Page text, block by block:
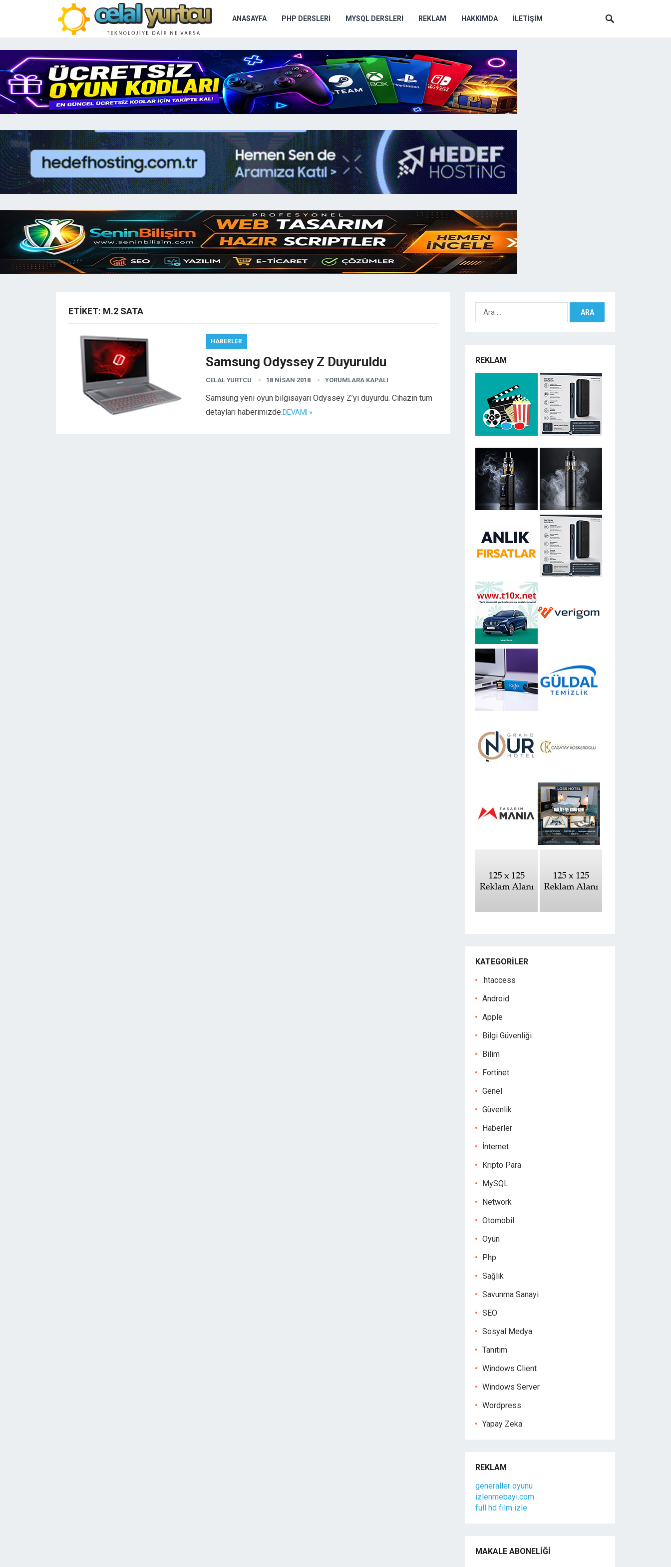
ANASAYFA PHP DERSLERI MYSQL DERSLERI REKLAM HAKKIMDA İLETIŞIM
ETIKET: M.2 SATA
HABERLER
Samsung Odyssey Z Duyuruldu
CELAL YURTCU 18 NISAN 2018 YORUMLARA KAPALI
Samsung yeni oyun bilgisayarı Odyssey Z’yi duyurdu. Cihazın tüm
detayları haberimizde.DEVAMI »
Arama:
REKLAM
KATEGORILER
.htaccess
Android
Apple
Bilgi Güvenliği
Bilim
Fortinet
Genel
Güvenlik
Haberler
İnternet
Kripto Para
MySQL
Network
Otomobil
Oyun
Php
Sağlık
Savunma Sanayi
SEO
Sosyal Medya
Tanıtım
Windows Client
Windows Server
Wordpress
Yapay Zeka
REKLAM
generaller oyunu
izlenmebayi.com
full hd film izle
MAKALE ABONELIĞI